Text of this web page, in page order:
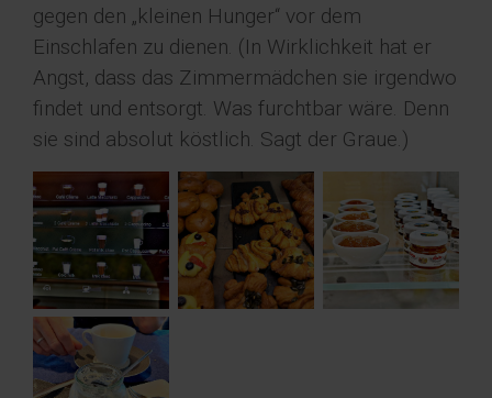
gegen den „kleinen Hunger“ vor dem
Einschlafen zu dienen. (In Wirklichkeit hat er
Angst, dass das Zimmermädchen sie irgendwo
findet und entsorgt. Was furchtbar wäre. Denn
sie sind absolut köstlich. Sagt der Graue.)